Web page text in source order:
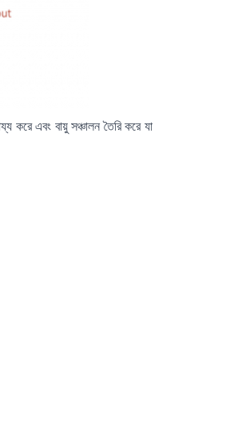
করে এবং বায়ু সঞ্চালন তৈরি করে যা